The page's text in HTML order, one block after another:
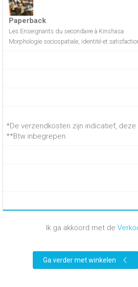
Paperback
Les Enseignants du secondaire à Kinshasa
Morphologie sociospatiale, identité et
*De verzendkosten zijn indicatief,
**Btw inbegrepen.
Ik ga akkoord met de
Ga verder met winkelen